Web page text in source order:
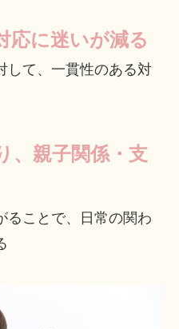
に迷いが減る
して、一貫性のある対
親子関係・支
ることで、日常の関わ